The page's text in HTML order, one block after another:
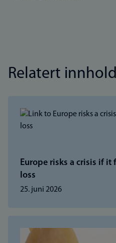
Relatert innhold
Europe risks a crisis if
loss
25. juni 2026